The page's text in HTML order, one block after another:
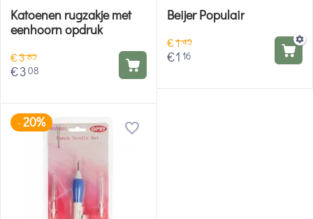
Katoenen rugzakje met
eenhoorn opdruk
€385
€308
Beijer Populair
€145
€1 16
-20%